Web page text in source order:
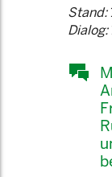
Stand:
Dialog: